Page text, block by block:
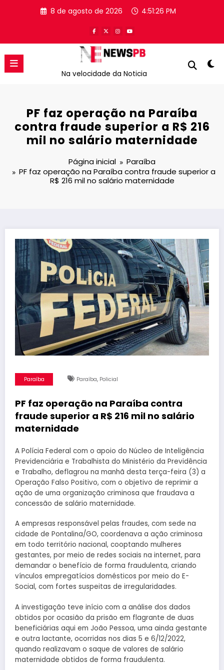
8 de agosto de 2026 4:51:27 PM
Na velocidade da Noticia
PF faz operação na Paraíba
contra fraude superior a R$ 216
mil no salário maternidade
Página inicial
Paraíba
PF faz operação na Paraíba contra fraude superior a
R$ 216 mil no salário maternidade
Paraíba Paraíba, Policial
PF faz operação na Paraíba contra
fraude superior a R$ 216 mil no salário
maternidade
A Polícia Federal com o apoio do Núcleo de Inteligência
Previdenciária e Trabalhista do Ministério da Previdência
e Trabalho, deflagrou na manhã desta terça-feira (3) a
Operação Falso Positivo, com o objetivo de reprimir a
ação de uma organização criminosa que fraudava a
concessão de salário maternidade.
A empresas responsável pelas fraudes, com sede na
cidade de Pontalina/GO, coordenava a ação criminosa
em todo território nacional, cooptando mulheres
gestantes, por meio de redes sociais na internet, para
demandar o benefício de forma fraudulenta, criando
vínculos empregatícios domésticos por meio do E-
Social, com fortes suspeitas de irregularidades.
A investigação teve início com a análise dos dados
obtidos por ocasião da prisão em flagrante de duas
beneficiárias aqui em João Pessoa, uma ainda gestante
e outra lactante, ocorridas nos dias 5 e 6/12/2022,
quando realizavam o saque de valores de salário
maternidade obtidos de forma fraudulenta.